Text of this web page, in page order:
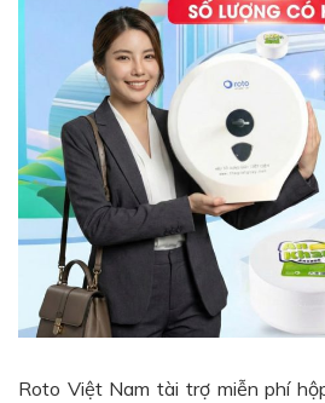
Roto Việt Nam tài trợ miễn phí